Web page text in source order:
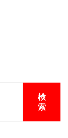
検
索